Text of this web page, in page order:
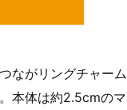
ながリングチャーム
本体は約2.5cmのマ